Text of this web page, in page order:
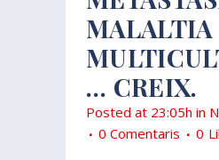
MALALTIA
… CREIX.
Posted at 23:05h in
0 Comentaris
0